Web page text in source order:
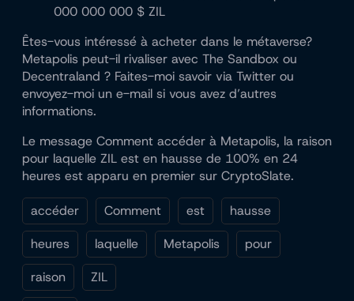
000 000 000 $ ZIL
Êtes-vous intéressé à acheter dans le métaverse?
Metapolis peut-il rivaliser avec The Sandbox ou
Decentraland ? Faites-moi savoir via Twitter ou
envoyez-moi un e-mail si vous avez d’autres
informations.
Le message Comment accéder à Metapolis, la raison
pour laquelle ZIL est en hausse de 100% en 24
heures est apparu en premier sur CryptoSlate.
accéder Comment est
hausse
heures
laquelle Metapolis
pour
raison
ZIL